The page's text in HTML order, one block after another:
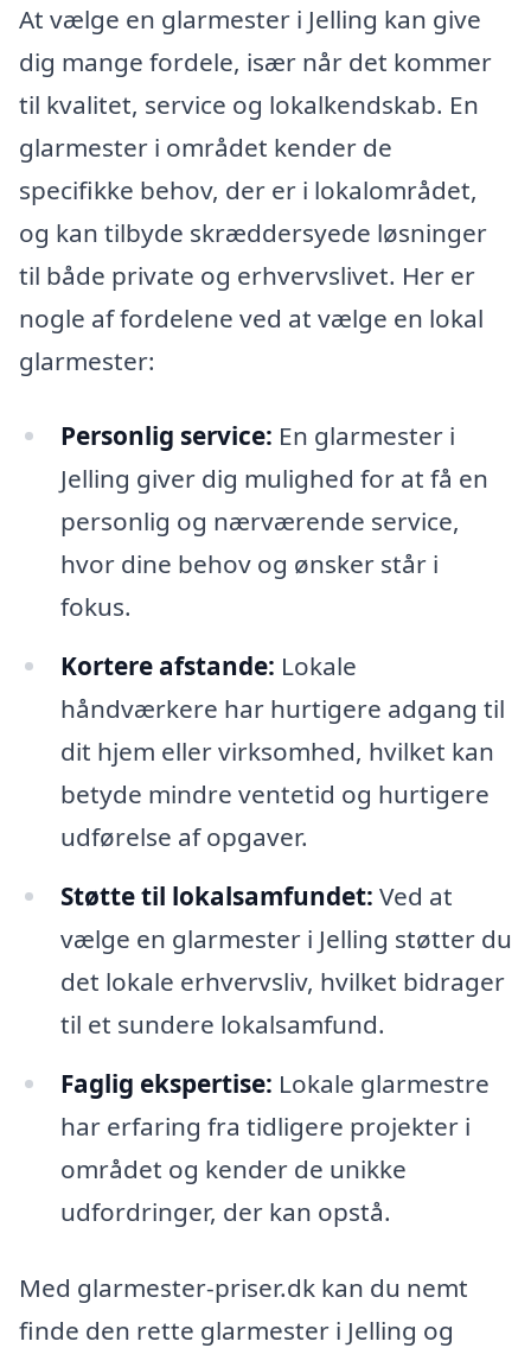
At vælge en glarmester i Jelling kan give
dig mange fordele, især når det kommer
til kvalitet, service og lokalkendskab. En
glarmester i området kender de
specifikke behov, der er i lokalområdet,
og kan tilbyde skræddersyede løsninger
til både private og erhvervslivet. Her er
nogle af fordelene ved at vælge en lokal
glarmester:
Personlig service: En glarmester i
Jelling giver dig mulighed for at få en
personlig og nærværende service,
hvor dine behov og ønsker står i
fokus.
Kortere afstande: Lokale
håndværkere har hurtigere adgang til
dit hjem eller virksomhed, hvilket kan
betyde mindre ventetid og hurtigere
udførelse af opgaver.
Støtte til lokalsamfundet: Ved at
vælge en glarmester i Jelling støtter du
det lokale erhvervsliv, hvilket bidrager
til et sundere lokalsamfund.
Faglig ekspertise: Lokale glarmestre
har erfaring fra tidligere projekter i
området og kender de unikke
udfordringer, der kan opstå.
Med glarmester-priser.dk kan du nemt
finde den rette glarmester i Jelling og